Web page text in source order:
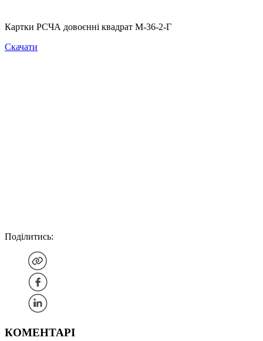
Картки РСЧА довоєнні квадрат М-36-2-Г
Скачати
Поділитись:
КОМЕНТАРІ